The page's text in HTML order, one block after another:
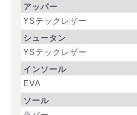
アッパー
YSテックレザー
シュータン
YSテックレザー
インソール
EVA
ソール